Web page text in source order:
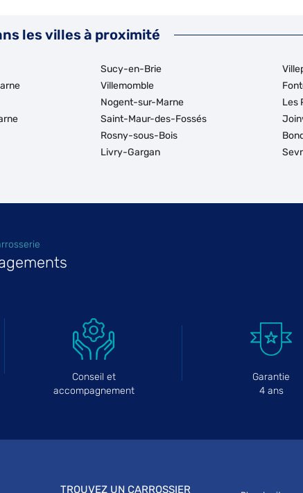
les villes à proximité
Sucy-en-Brie
Villemomble
Nogent-sur-Marne
Saint-Maur-des-Fossés
Rosny-sous-Bois
Livry-Gargan
Les
Conseil et
accompagnement
Garantie
4 ans
TROUVEZ UN CARROSSIER